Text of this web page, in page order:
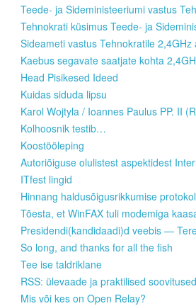
Teede- ja Sideministeeriumi vastus
Tehnokrati küsimus Teede- ja
Sideameti vastus Tehnokratile 2,4GHz
Kaebus segavate saatjate kohta
Head Pisikesed Ideed
Kuidas siduda lipsu
Karol Wojtyla / Ioannes Paulus PP. II
Kolhoosnik testib…
Koostööleping
Autoriõiguse olulistest aspektidest
ITfest lingid
Hinnang haldusõigusrikkumise
Tõesta, et WinFAX tuli modemiga
Presidendi(kandidaadi)d veebis —
So long, and thanks for all the fish
Tee ise taldriklane
RSS: ülevaade ja praktilised soovitused
Mis või kes on Open Relay?